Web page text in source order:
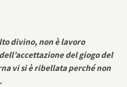
divino, non è lavoro
del giogo del
vi si è ribellata perché non